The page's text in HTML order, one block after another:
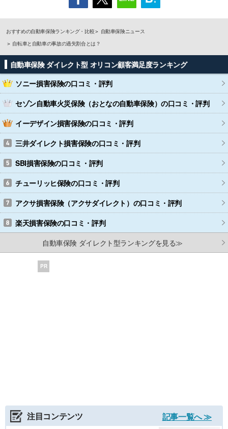
おすすめの自動車保険ランキング・比較
自動車保険ニュース
自転車と自動車の事故の過失割合とは？
自動車保険 ダイレクト型 オリコン顧客満足度ランキング
ソニー損害保険の口コミ・評判
セゾン自動車火災保険（おとなの自動車保険）の口コミ・評判
イーデザイン損害保険の口コミ・評判
三井ダイレクト損害保険の口コミ・評判
SBI損害保険の口コミ・評判
チューリッヒ保険の口コミ・評判
アクサ損害保険（アクサダイレクト） の口コミ・評判
楽天損害保険の口コミ・評判
自動車保険 ダイレクト型ランキングを見る≫
PR
注目コンテンツ
記事一覧へ ≫